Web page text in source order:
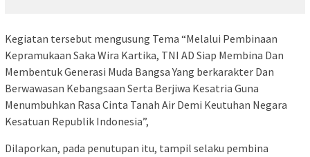
Kegiatan tersebut mengusung Tema “Melalui Pembinaan
Kepramukaan Saka Wira Kartika, TNI AD Siap Membina Dan
Membentuk Generasi Muda Bangsa Yang berkarakter Dan
Berwawasan Kebangsaan Serta Berjiwa Kesatria Guna
Menumbuhkan Rasa Cinta Tanah Air Demi Keutuhan Negara
Kesatuan Republik Indonesia”,
Dilaporkan, pada penutupan itu, tampil selaku pembina